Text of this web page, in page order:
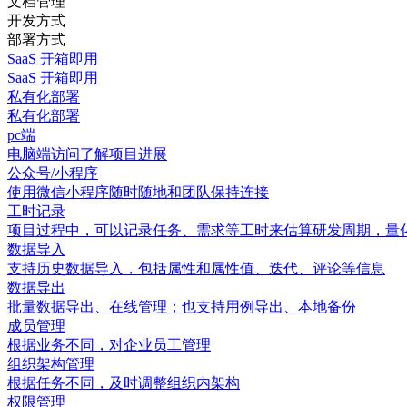
开发方式
部署方式
SaaS 开箱即用
SaaS 开箱即用
私有化部署
私有化部署
pc端
电脑端访问了解项目进展
公众号/小程序
使用微信小程序随时随地和团队保持连接
工时记录
项目过程中，可以记录任务、需求等工时来估算研发周期，量
数据导入
支持历史数据导入，包括属性和属性值、迭代、评论等信息
数据导出
批量数据导出、在线管理；也支持用例导出、本地备份
成员管理
根据业务不同，对企业员工管理
组织架构管理
根据任务不同，及时调整组织内架构
权限管理